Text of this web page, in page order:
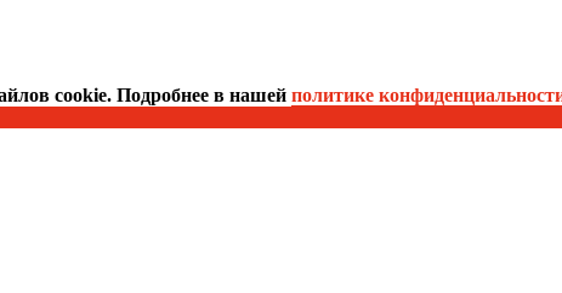
cookie. Подробнее в нашей политике